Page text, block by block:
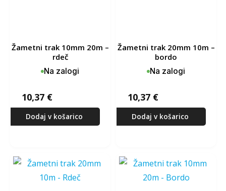
žametni trak 10mm 20m –
rdeč
Na zalogi
10,37 €
Dodaj v košarico
žametni trak 20mm 10m –
bordo
Na zalogi
10,37 €
Dodaj v košarico